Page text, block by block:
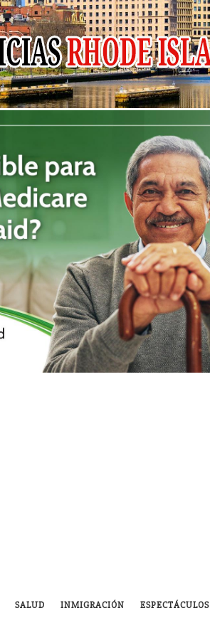
SALUD INMIGRACIÓN ESPECTÁCULOS